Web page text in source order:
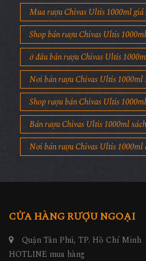
Mua rượu Chivas Ultis 1000ml giá
Shop bán rượu Chivas Ultis
ở đâu bán rượu Chivas Ultis
Nơi bán rượu Chivas Ultis 1000ml
Shop rượu bán Chivas Ultis
Bán rượu Chivas Ultis 1000ml
Nơi bán rượu Chivas Ultis 1000ml
CỬA HÀNG RƯỢU NGOẠI
Quận Tân Phú, TP. Hồ Chí Minh
HOTLINE mua hàng